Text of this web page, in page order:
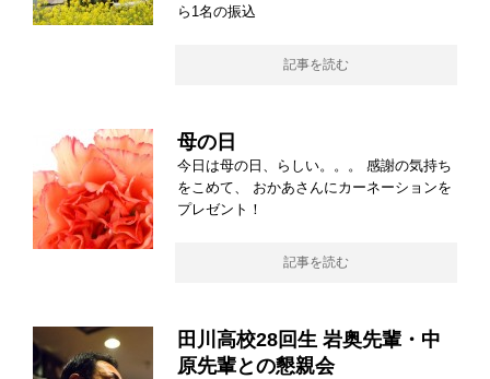
ら1名の振込
記事を読む
母の日
今日は母の日、らしい。。。 感謝の気持ち
をこめて、 おかあさんにカーネーションを
プレゼント！
記事を読む
田川高校28回生 岩奥先輩・中
原先輩との懇親会